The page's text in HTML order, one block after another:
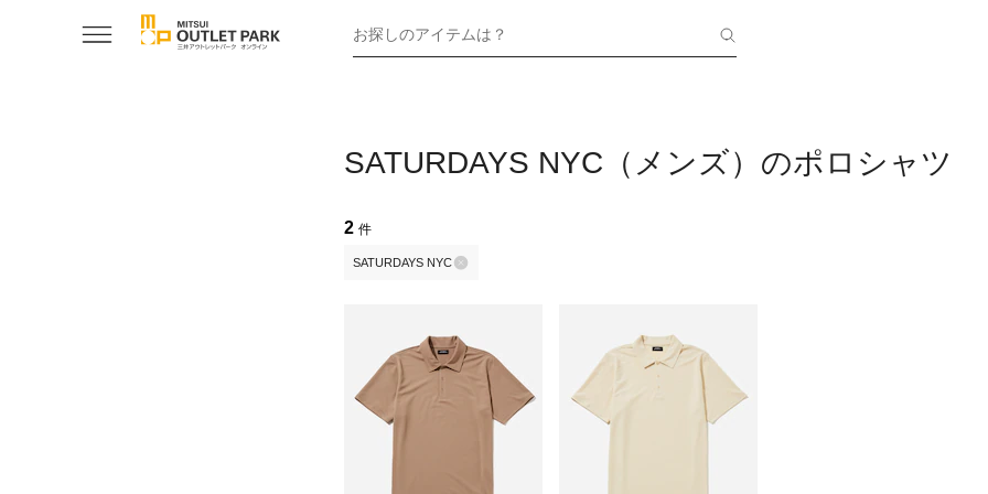
お探しのアイテムは？
SATURDAYS NYC（メンズ）のポロシャツ
2 件
SATURDAYS NYC